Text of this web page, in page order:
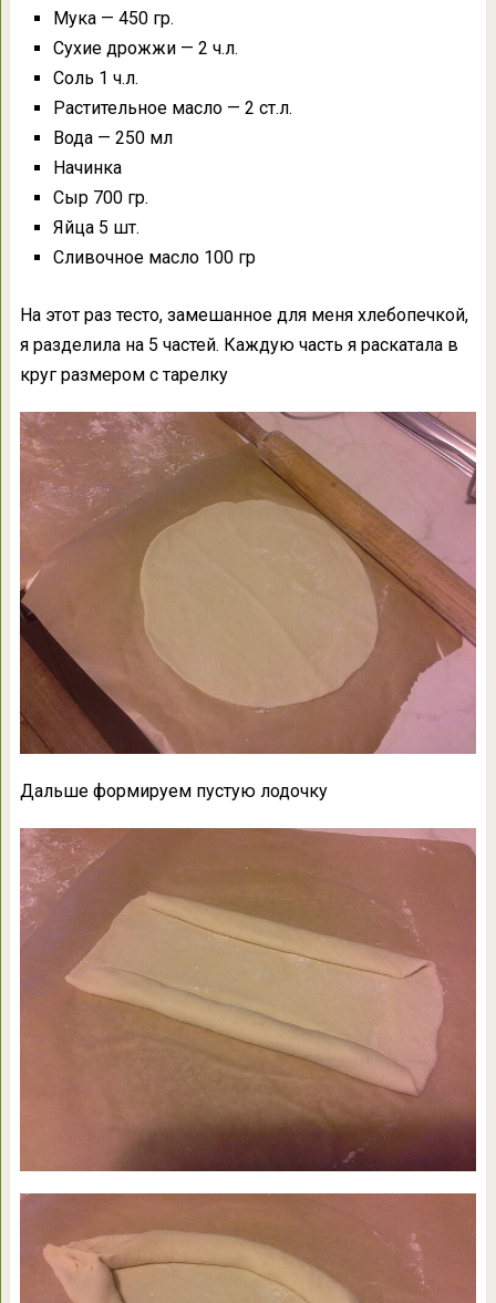
Мука — 450 гр.
Сухие дрожжи — 2 ч.л.
Соль 1 ч.л.
Растительное масло — 2 ст.л.
Вода — 250 мл
Начинка
Сыр 700 гр.
Яйца 5 шт.
Сливочное масло 100 гр
На этот раз тесто, замешанное для меня хлебопечкой,
я разделила на 5 частей. Каждую часть я раскатала в
круг размером с тарелку
Дальше формируем пустую лодочку